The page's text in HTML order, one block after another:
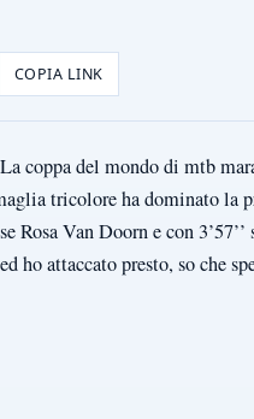
COPIA LINK
coppa del mondo di mtb
tricolore ha dominato la
Rosa Van Doorn e con
attaccato presto, so che